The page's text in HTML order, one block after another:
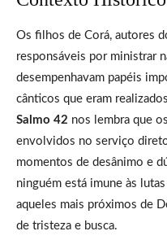
Os filhos de Corá, autores
responsáveis por ministrar
desempenhavam papéis
cânticos que eram
Salmo 42 nos lembra que
envolvidos no serviço
momentos de desânimo e
ninguém está imune às
aqueles mais próximos de
de tristeza e busca.